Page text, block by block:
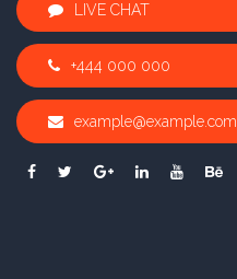
LIVE CHAT
+444 000 000
example@example.com